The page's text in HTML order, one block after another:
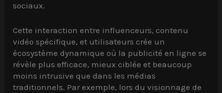
sociaux.
Cette interaction entre influenceurs, contenu
vidéo spécifique, et utilisateurs crée un
écosystème dynamique où la publicité en ligne se
révèle plus efficace, mieux ciblée et beaucoup
moins intrusive que dans les médias
traditionnels. Par exemple, lors du visionnage de